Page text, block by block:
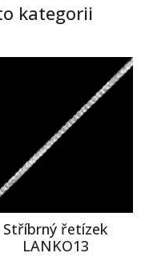
kategorii
Stříbrný řetízek
LANKO13